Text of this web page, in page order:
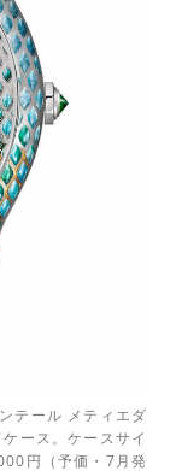
ール メティエダ
ース。ケースサイ
円（予価・7月発